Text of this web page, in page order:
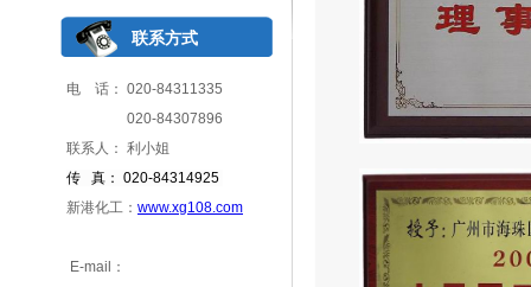
联系方式
电 话： 020-84311335
020-84307896
联系人： 利小姐
传 真： 020-84314925
新港化工： www.xg108.com
E-mail：